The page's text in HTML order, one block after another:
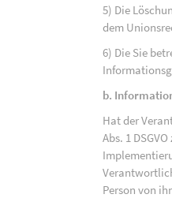
5) Die
dem
6) Die Sie
b.
Hat der
Abs. 1
Person von